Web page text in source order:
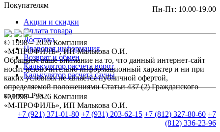
Покупателям
Акции и скидки
Оплата товара
Доставка
Правовая информация
Возврат и обмен
Калькулятор расчета ворот
Калькулятор расчета сауны
© 1998 – 2026 Компания
«М-ПРОФИЛЬ», ИП Малькова О.И.
+7 (921) 371-01-80 +7 (931) 203-62-15 +7 (812) 327-80-60 +7
(812) 336-23-96
Пн-Пт: 10.00-19.00
© 1998 – 2026 Компания
«М-ПРОФИЛЬ», ИП Малькова О.И.
Обращаем ваше внимание на то, что данный интернет-сайт
носит исключительно информационный характер и ни при
каких условиях не является публичной офертой,
определяемой положениями Статьи 437 (2) Гражданского
кодекса РФ.